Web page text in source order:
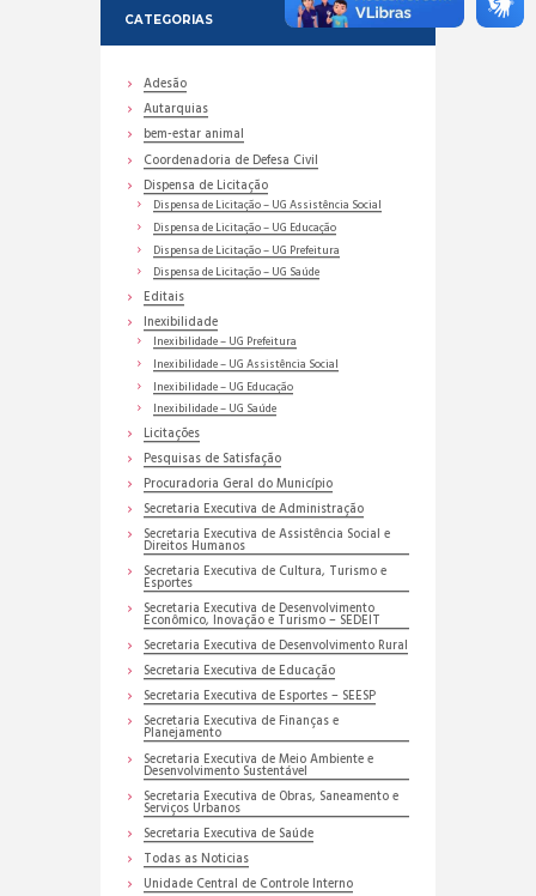
CATEGORIAS
Adesão
Autarquias
bem-estar animal
Coordenadoria de Defesa Civil
Dispensa de Licitação
Dispensa de Licitação – UG Assistência Social
Dispensa de Licitação – UG Educação
Dispensa de Licitação – UG Prefeitura
Dispensa de Licitação – UG Saúde
Editais
Inexibilidade
Inexibilidade – UG Prefeitura
Inexibilidade – UG Assistência Social
Inexibilidade – UG Educação
Inexibilidade – UG Saúde
Licitações
Pesquisas de Satisfação
Procuradoria Geral do Município
Secretaria Executiva de Administração
Secretaria Executiva de Assistência Social e
Direitos Humanos
Secretaria Executiva de Cultura, Turismo e
Esportes
Secretaria Executiva de Desenvolvimento
Econômico, Inovação e Turismo – SEDEIT
Secretaria Executiva de Desenvolvimento Rural
Secretaria Executiva de Educação
Secretaria Executiva de Esportes – SEESP
Secretaria Executiva de Finanças e
Planejamento
Secretaria Executiva de Meio Ambiente e
Desenvolvimento Sustentável
Secretaria Executiva de Obras, Saneamento e
Serviços Urbanos
Secretaria Executiva de Saúde
Todas as Noticias
Unidade Central de Controle Interno